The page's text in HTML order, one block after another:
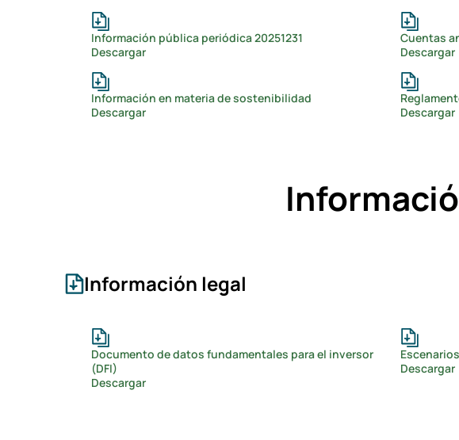
Información pública periódica 20251231
Descargar
Cuentas
Descargar
Información en materia de sostenibilidad
Descargar
Descargar
Información legal
Documento de datos fundamentales para el inversor
(DFI)
Descargar
Descargar